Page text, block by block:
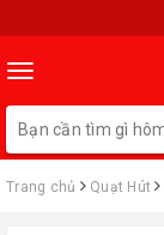
Toggle
navigation
Trang chủ Quạt Hút